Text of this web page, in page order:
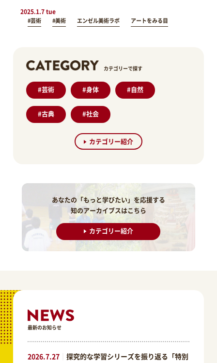
2025.1.7 tue
#芸術 #美術 エンゼル美術ラボ アートをみる目
カテゴリーで探す
カテゴリー紹介
#芸術 #身体 #自然
#古典 #社会
あなたの「もっと学びたい」を応援する
知のアーカイブスはこちら
カテゴリー紹介
最新のお知らせ
2026.7.27｜ 探究的な学習シリーズを振り返る「特別